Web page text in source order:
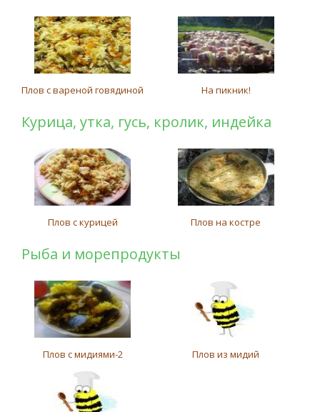
Плов с вареной говядиной На пикник!
Курица, утка, гусь, кролик, индейка
Плов с курицей Плов на костре
Рыба и морепродукты
Плов с мидиями-2 Плов из мидий